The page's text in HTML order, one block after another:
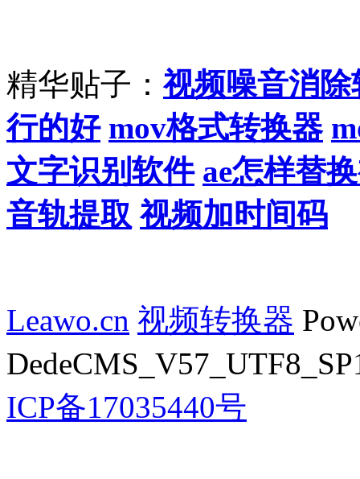
精华贴子：视频噪音消除
行的好 mov格式转换器
文字识别软件 ae怎样替
音轨提取 视频加时间码
Leawo.cn 视频转换器
ICP备17035440号